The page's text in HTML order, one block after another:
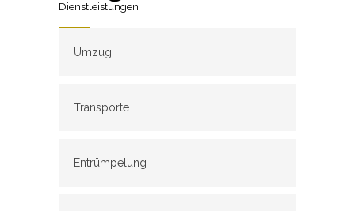
Dienstleistungen
Umzug
Transporte
Entrümpelung